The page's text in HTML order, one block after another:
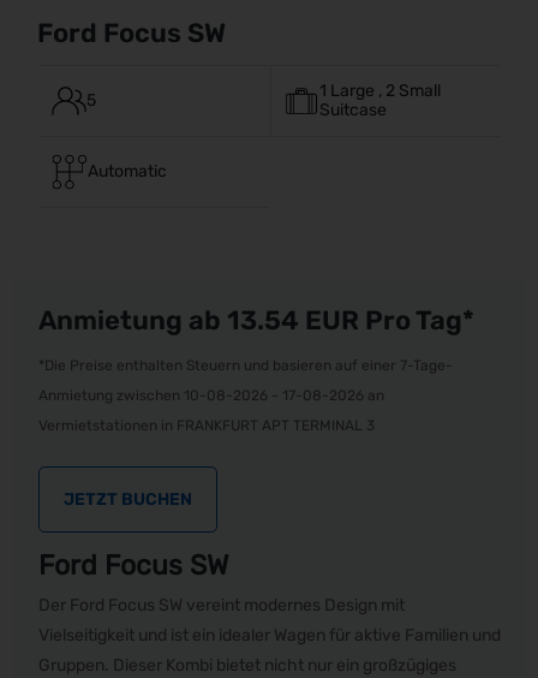
Ford Focus SW
5
1 Large , 2 Small
Suitcase
Automatic
Anmietung ab 13.54 EUR Pro Tag*
*Die Preise enthalten Steuern und basieren auf einer 7-Tage-
Anmietung zwischen 10-08-2026 - 17-08-2026 an
Vermietstationen in FRANKFURT APT TERMINAL 3
JETZT BUCHEN
Ford Focus SW
Der Ford Focus SW vereint modernes Design mit
Vielseitigkeit und ist ein idealer Wagen für aktive Familien und
Gruppen. Dieser Kombi bietet nicht nur ein großzügiges